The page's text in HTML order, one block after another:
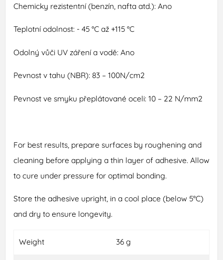
Chemicky rezistentní (benzín, nafta atd.): Ano
Teplotní odolnost: - 45 °C až +115 °C
Odolný vůči UV záření a vodě: Ano
Pevnost v tahu (NBR): 83 – 100N/cm2
Pevnost ve smyku přeplátované oceli: 10 – 22 N/mm2
For best results, prepare surfaces by roughening and
cleaning before applying a thin layer of adhesive. Allow
to cure under pressure for optimal bonding.
Store the adhesive upright, in a cool place (below 5°C)
and dry to ensure longevity.
Weight 36 g